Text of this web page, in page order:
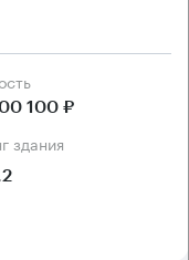
100 ₽
здания